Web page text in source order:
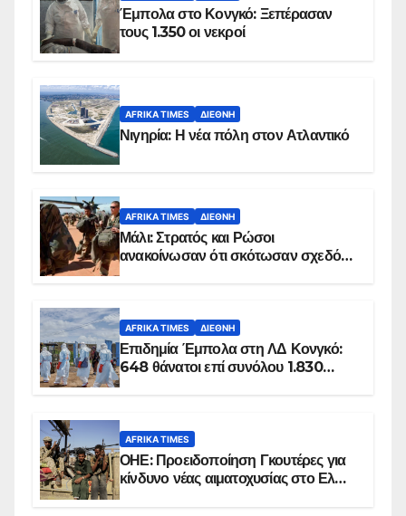
Έμπολα στο Κονγκό: Ξεπέρασαν
τους 1.350 οι νεκροί
AFRIKA TIMES ΔΙΕΘΝΉ
Νιγηρία: Η νέα πόλη στον Ατλαντικό
AFRIKA TIMES ΔΙΕΘΝΉ
Μάλι: Στρατός και Ρώσοι
ανακοίνωσαν ότι σκότωσαν σχεδόν
AFRIKA TIMES ΔΙΕΘΝΉ
Επιδημία Έμπολα στη ΛΔ Κονγκό:
648 θάνατοι επί συνόλου 1.830
AFRIKA TIMES
ΟΗΕ: Προειδοποίηση Γκουτέρες για
κίνδυνο νέας αιματοχυσίας στο Ελ